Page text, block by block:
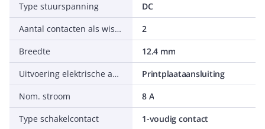
Type stuurspanning
DC
Aantal contacten als wisselcontact
2
Breedte
12.4 mm
Uitvoering elektrische aansluiting
Printplaataansluiting
Nom. stroom
8 A
Type schakelcontact
1-voudig contact